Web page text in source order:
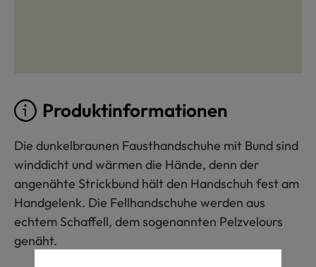
Produktinformationen
Die dunkelbraunen Fausthandschuhe mit Bund sind
winddicht und wärmen die Hände, denn der
angenähte Strickbund hält den Handschuh fest am
Handgelenk. Die Fellhandschuhe werden aus
echtem Schaffell, dem sogenannten Pelzvelours
genäht.